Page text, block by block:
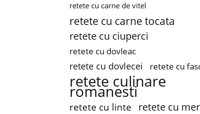
retete cu carne de vitel
retete cu carne tocata
retete cu ciuperci
retete cu dovleac
retete cu dovlecei retete cu
retete culinare
romanesti
retete cu linte retete cu